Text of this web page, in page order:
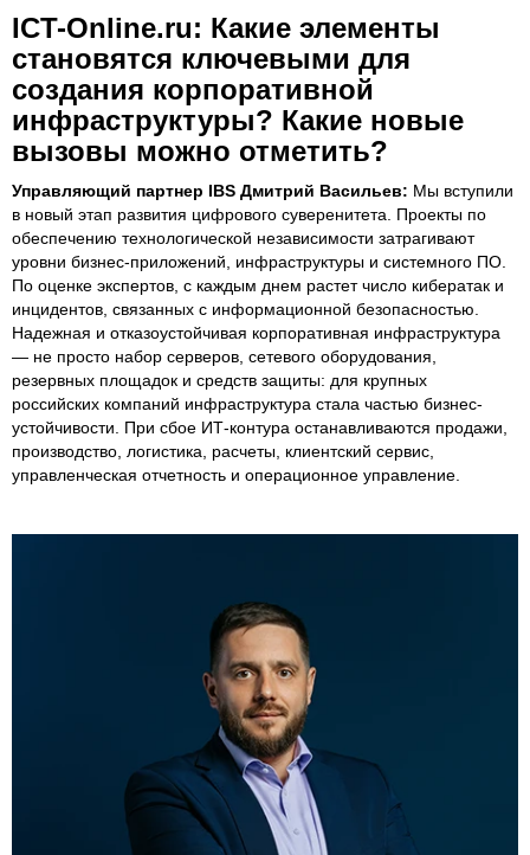
ICT-Online.ru: Какие элементы
становятся ключевыми для
создания корпоративной
инфраструктуры? Какие новые
вызовы можно отметить?
Управляющий партнер IBS Дмитрий Васильев: Мы вступили
в новый этап развития цифрового суверенитета. Проекты по
обеспечению технологической независимости затрагивают
уровни бизнес-приложений, инфраструктуры и системного ПО.
По оценке экспертов, с каждым днем растет число кибератак и
инцидентов, связанных с информационной безопасностью.
Надежная и отказоустойчивая корпоративная инфраструктура
— не просто набор серверов, сетевого оборудования,
резервных площадок и средств защиты: для крупных
российских компаний инфраструктура стала частью бизнес-
устойчивости. При сбое ИТ-контура останавливаются продажи,
производство, логистика, расчеты, клиентский сервис,
управленческая отчетность и операционное управление.